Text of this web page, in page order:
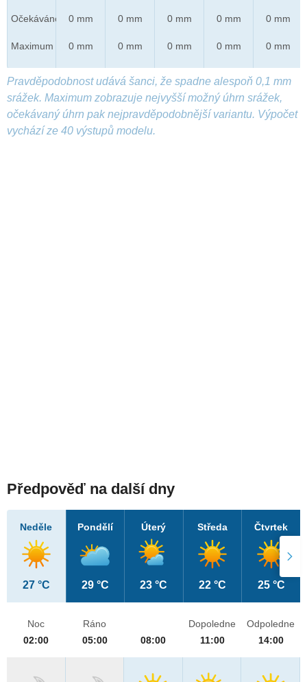
Očekáváno
Maximum
0 mm
0 mm
0 mm
0 mm
0 mm
0 mm
0 mm
0 mm
0 mm
0 mm
Pravděpodobnost udává šanci, že spadne alespoň 0,1 mm
srážek. Maximum zobrazuje nejvyšší možný úhrn srážek,
očekávaný úhrn pak nejpravděpodobnější variantu. Výpočet
vychází ze 40 výstupů modelu.
Předpověď na další dny
Neděle
27 °C
Pondělí
29 °C
Úterý
23 °C
Středa
22 °C
Čtvrtek
25 °C
Noc
02:00
Ráno
05:00
08:00
Dopoledne
11:00
Odpoledne
14:00